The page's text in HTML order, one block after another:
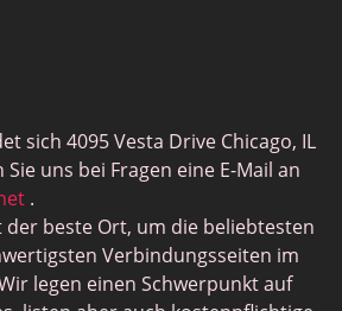
sich 4095 Vesta Drive Chicago, IL
uns bei Fragen eine E-Mail an
.
beste Ort, um die beliebtesten
Verbindungsseiten im
legen einen Schwerpunkt auf